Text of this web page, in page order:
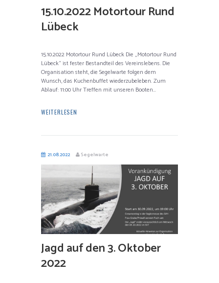
15.10.2022 Motortour Rund
Lübeck
15.10.2022 Motortour Rund Lübeck Die „Motortour Rund
Lübeck“ ist fester Bestandteil des Vereinslebens. Die
Organisation steht, die Segelwarte folgen dem
Wunsch, das Kuchenbuffet wiederzubeleben. Zum
Ablauf: 11:00 Uhr Treffen mit unseren Booten...
WEITERLESEN
21.08.2022 Segelwarte
Jagd auf den 3. Oktober
2022